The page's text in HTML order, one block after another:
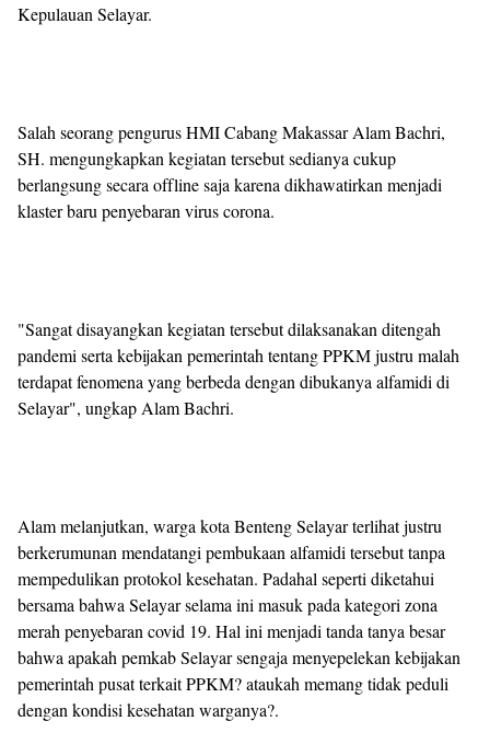
Kepulauan Selayar.
Salah seorang pengurus HMI Cabang Makassar Alam Bachri,
SH. mengungkapkan kegiatan tersebut sedianya cukup
berlangsung secara offline saja karena dikhawatirkan menjadi
klaster baru penyebaran virus corona.
"Sangat disayangkan kegiatan tersebut dilaksanakan ditengah
pandemi serta kebijakan pemerintah tentang PPKM justru malah
terdapat fenomena yang berbeda dengan dibukanya alfamidi di
Selayar", ungkap Alam Bachri.
Alam melanjutkan, warga kota Benteng Selayar terlihat justru
berkerumunan mendatangi pembukaan alfamidi tersebut tanpa
mempedulikan protokol kesehatan. Padahal seperti diketahui
bersama bahwa Selayar selama ini masuk pada kategori zona
merah penyebaran covid 19. Hal ini menjadi tanda tanya besar
bahwa apakah pemkab Selayar sengaja menyepelekan kebijakan
pemerintah pusat terkait PPKM? ataukah memang tidak peduli
dengan kondisi kesehatan warganya?.